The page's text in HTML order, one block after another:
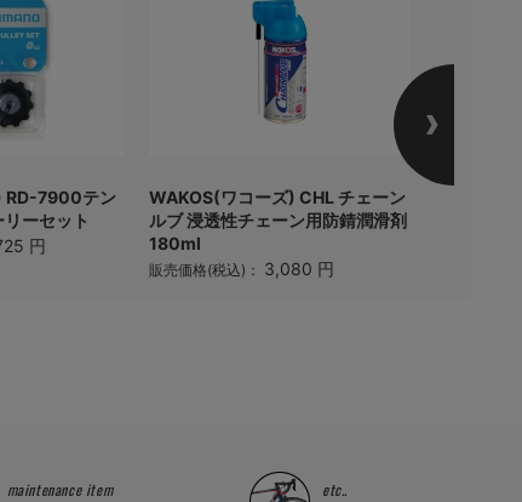
RD-7900テン
ーセット
円
WAKOS(ワコーズ) CHL チェーン
ルブ 浸透性チェーン用防錆潤滑剤
180ml
販売価格(税込)： 3,080 円
maintenance item
etc..